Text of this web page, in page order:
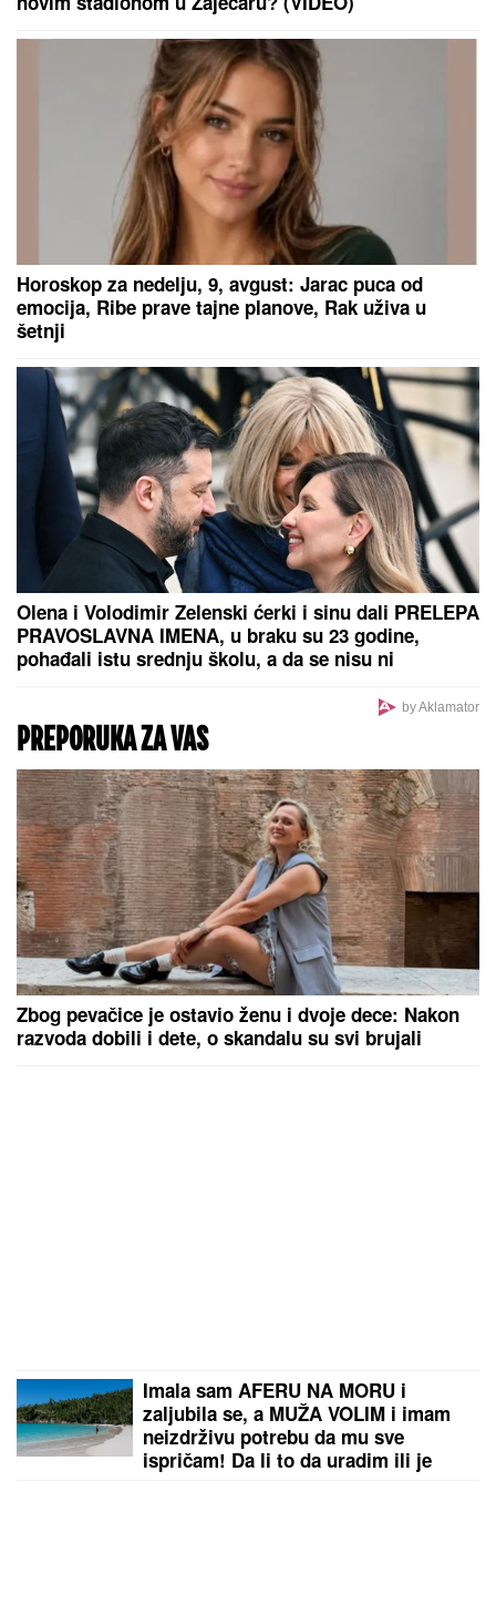
Horoskop za nedelju, 9, avgust: Jarac puca od
emocija, Ribe prave tajne planove, Rak uživa u
šetnji
Olena i Volodimir Zelenski ćerki i sinu dali PRELEPA
PRAVOSLAVNA IMENA, u braku su 23 godine,
pohađali istu srednju školu, a da se nisu ni
by Aklamator
PREPORUKA ZA VAS
Zbog pevačice je ostavio ženu i dvoje dece: Nakon
razvoda dobili i dete, o skandalu su svi brujali
Imala sam AFERU NA MORU i
zaljubila se, a MUŽA VOLIM i imam
neizdrživu potrebu da mu sve
ispričam! Da li to da uradim ili je